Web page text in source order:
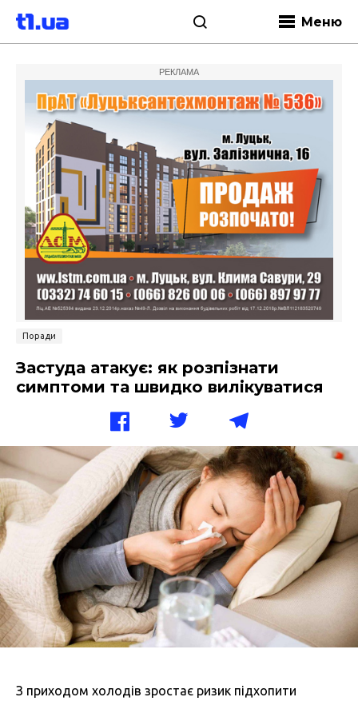
Меню
РЕКЛАМА
Поради
Застуда атакує: як розпізнати
симптоми та швидко вилікуватися
З приходом холодів зростає ризик підхопити